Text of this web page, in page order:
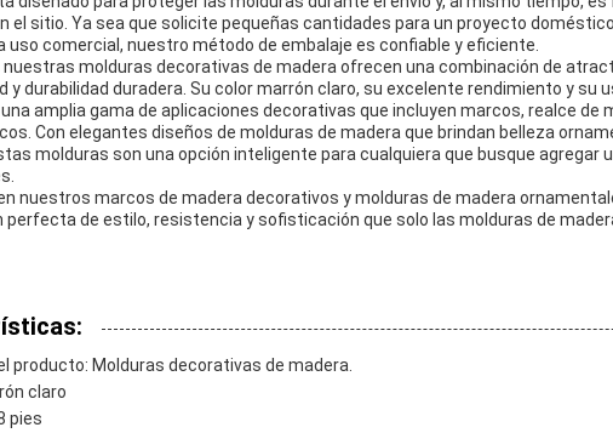
el sitio. Ya sea que solicite pequeñas cantidades para un proyecto
uso comercial, nuestro método de embalaje es confiable y eficiente.
nuestras molduras decorativas de madera ofrecen una combinación de
y durabilidad duradera. Su color marrón claro, su excelente rendimiento y su
amplia gama de aplicaciones decorativas que incluyen marcos, realce de
Con elegantes diseños de molduras de madera que brindan belleza
molduras son una opción inteligente para cualquiera que busque agregar
nuestros marcos de madera decorativos y molduras de madera
perfecta de estilo, resistencia y sofisticación que solo las molduras de
producto: Molduras decorativas de madera.
claro
pies